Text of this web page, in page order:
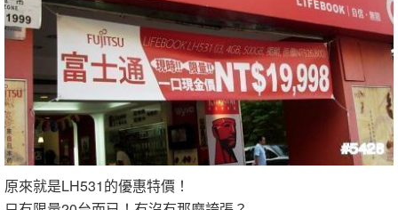
原來就是LH531的優惠特價！